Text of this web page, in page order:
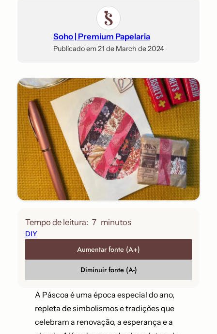
Soho | Premium Papelaria
Publicado em 21 de March de 2024
Tempo de leitura: 7 minutos
DIY
Aumentar fonte (A+)
Diminuir fonte (A-)
A Páscoa é uma época especial do ano,
repleta de simbolismos e tradições que
celebram a renovação, a esperança e a